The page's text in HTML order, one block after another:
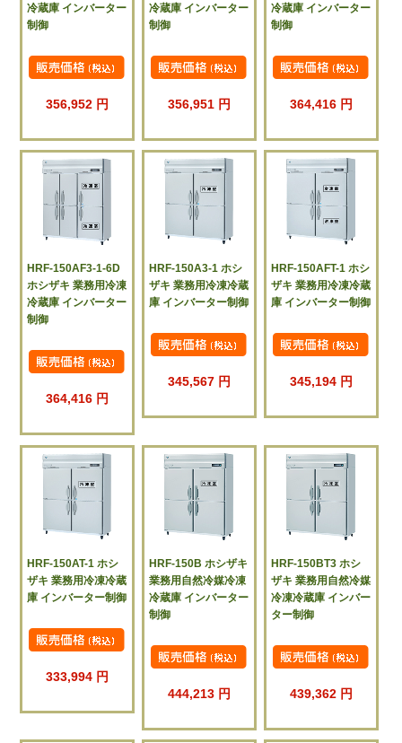
冷蔵庫 インバーター
制御
356,952 円
冷蔵庫 インバーター
制御
356,951 円
冷蔵庫 インバーター
制御
364,416 円
HRF-150AF3-1-6D
ホシザキ 業務用冷凍
冷蔵庫 インバーター
制御
364,416 円
HRF-150A3-1 ホシ
ザキ 業務用冷凍冷蔵
庫 インバーター制御
345,567 円
HRF-150AFT-1 ホシ
ザキ 業務用冷凍冷蔵
庫 インバーター制御
345,194 円
HRF-150AT-1 ホシ
ザキ 業務用冷凍冷蔵
庫 インバーター制御
333,994 円
HRF-150B ホシザキ
業務用自然冷媒冷凍
冷蔵庫 インバーター
制御
444,213 円
HRF-150BT3 ホシ
ザキ 業務用自然冷媒
冷凍冷蔵庫 インバー
ター制御
439,362 円